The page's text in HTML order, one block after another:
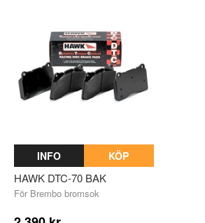
INFO KÖP
HAWK DTC-70 BAK
För Brembo bromsok